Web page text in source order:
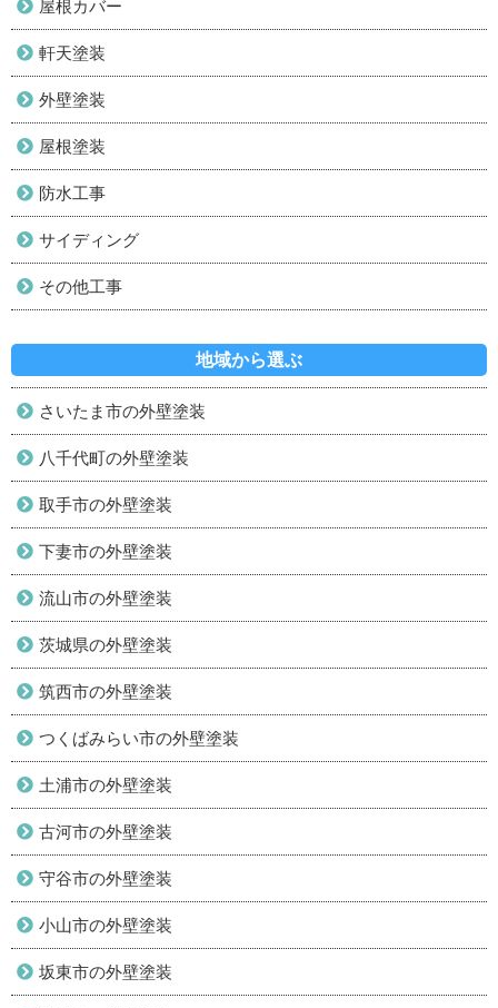
屋根カバー
軒天塗装
外壁塗装
屋根塗装
防水工事
サイディング
その他工事
地域から選ぶ
さいたま市の外壁塗装
八千代町の外壁塗装
取手市の外壁塗装
下妻市の外壁塗装
流山市の外壁塗装
茨城県の外壁塗装
筑西市の外壁塗装
つくばみらい市の外壁塗装
土浦市の外壁塗装
古河市の外壁塗装
守谷市の外壁塗装
小山市の外壁塗装
坂東市の外壁塗装